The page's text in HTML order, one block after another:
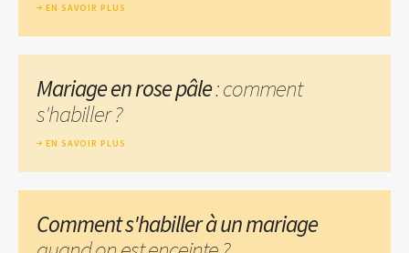
EN SAVOIR PLUS
Mariage en rose pâle: comment
s'habiller ?
EN SAVOIR PLUS
Comment s'habiller à un mariage